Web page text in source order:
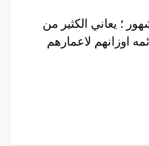
اسمن طفلي عمره 9 شهور ؛ يعاني الكثير من
اوزانهم لاعمارهم